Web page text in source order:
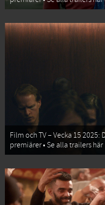
Film och TV – Vecka 15
premiärer • Se alla trailers här